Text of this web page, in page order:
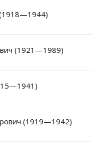
(1918—1944)
(1921—1989)
(1919—1942)